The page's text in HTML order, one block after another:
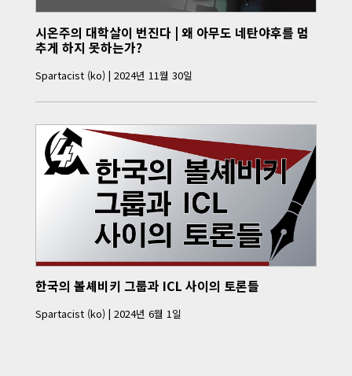
시온주의 대학살이 번진다 | 왜 아무도 네탄야후를 멈
추게 하지 못하는가?
Spartacist (ko) | 2024년 11월 30일
한국의 볼셰비키 그룹과 ICL 사이의 토론들
Spartacist (ko) | 2024년 6월 1일